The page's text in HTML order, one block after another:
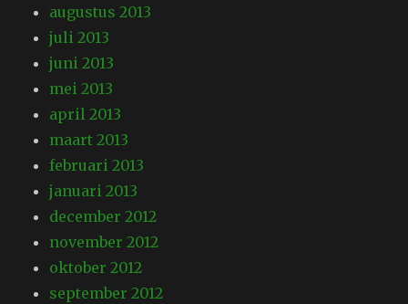
augustus 2013
juli 2013
juni 2013
mei 2013
april 2013
maart 2013
februari 2013
januari 2013
december 2012
november 2012
oktober 2012
september 2012